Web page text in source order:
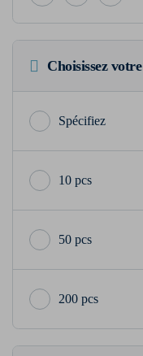
Choisissez
10 pcs
50 pcs
200 pcs